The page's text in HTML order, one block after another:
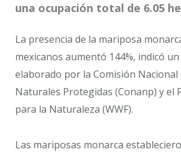
una ocupación total de 6.05
La presencia de la mariposa
mexicanos aumentó 144%, indicó
elaborado por la Comisión Nacional
Naturales Protegidas (Conanp) y el
para la Naturaleza (WWF).
Las mariposas monarca